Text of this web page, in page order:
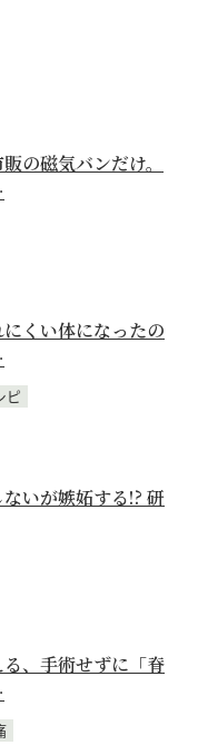
の磁気バンだけ。
くい体になったの
ピ
いが嫉妬する!? 研
、手術せずに「脊